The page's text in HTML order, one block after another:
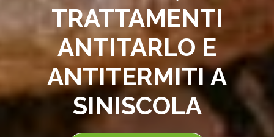
TRATTAMENTI
ANTITARLO E
ANTITERMITI A
SINISCOLA